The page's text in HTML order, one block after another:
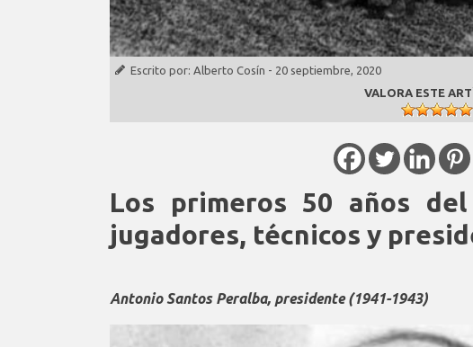
Escrito por: Alberto Cosín - 20 septiembre, 2020
VALORA ESTE
Los primeros 50 años
jugadores, técnicos y
Antonio Santos Peralba, presidente (1941-1943)